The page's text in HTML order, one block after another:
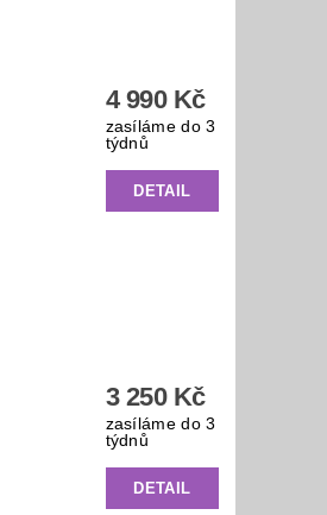
4 990 Kč
zasíláme do 3
týdnů
DETAIL
3 250 Kč
zasíláme do 3
týdnů
DETAIL